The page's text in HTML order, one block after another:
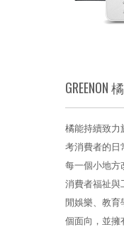
GREENON
橘能持續致力
考消費者的日
每一個小地方
消費者福祉與
閒娛樂、教育
個面向，並擁